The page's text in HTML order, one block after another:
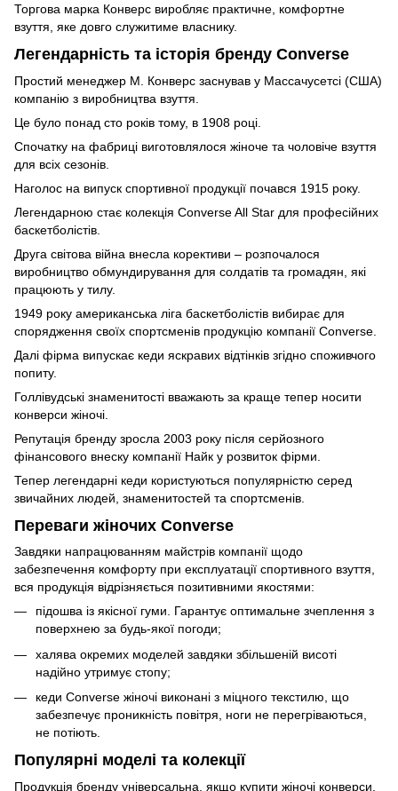
Торгова марка Конверс виробляє практичне, комфортне
взуття, яке довго служитиме власнику.
Легендарність та історія бренду Converse
Простий менеджер М. Конверс заснував у Массачусетсі (США)
компанію з виробництва взуття.
Це було понад сто років тому, в 1908 році.
Спочатку на фабриці виготовлялося жіноче та чоловіче взуття
для всіх сезонів.
Наголос на випуск спортивної продукції почався 1915 року.
Легендарною стає колекція Converse All Star для професійних
баскетболістів.
Друга світова війна внесла корективи – розпочалося
виробництво обмундирування для солдатів та громадян, які
працюють у тилу.
1949 року американська ліга баскетболістів вибирає для
спорядження своїх спортсменів продукцію компанії Converse.
Далі фірма випускає кеди яскравих відтінків згідно споживчого
попиту.
Голлівудські знаменитості вважають за краще тепер носити
конверси жіночі.
Репутація бренду зросла 2003 року після серйозного
фінансового внеску компанії Найк у розвиток фірми.
Тепер легендарні кеди користуються популярністю серед
звичайних людей, знаменитостей та спортсменів.
Переваги жіночих Converse
Завдяки напрацюванням майстрів компанії щодо
забезпечення комфорту при експлуатації спортивного взуття,
вся продукція відрізняється позитивними якостями:
підошва із якісної гуми. Гарантує оптимальне зчеплення з
поверхнею за будь-якої погоди;
халява окремих моделей завдяки збільшеній висоті
надійно утримує стопу;
кеди Converse жіночі виконані з міцного текстилю, що
забезпечує проникність повітря, ноги не перегріваються,
не потіють.
Популярні моделі та колекції
Продукція бренду універсальна, якщо купити жіночі конверси,